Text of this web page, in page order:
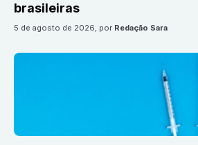
brasileiras
5 de agosto de 2026, por Redação Sara